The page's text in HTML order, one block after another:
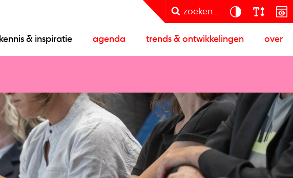
zoeken...
kennis & inspiratie agenda trends & ontwikkelingen over